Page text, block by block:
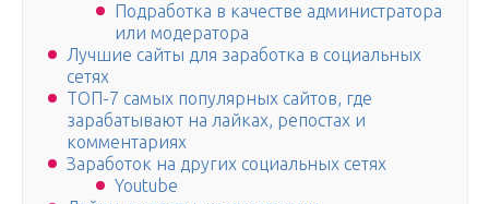
Подработка в качестве администратора
или модератора
Лучшие сайты для заработка в социальных
сетях
ТОП-7 самых популярных сайтов, где
зарабатывают на лайках, репостах и
комментариях
Заработок на других социальных сетях
Youtube